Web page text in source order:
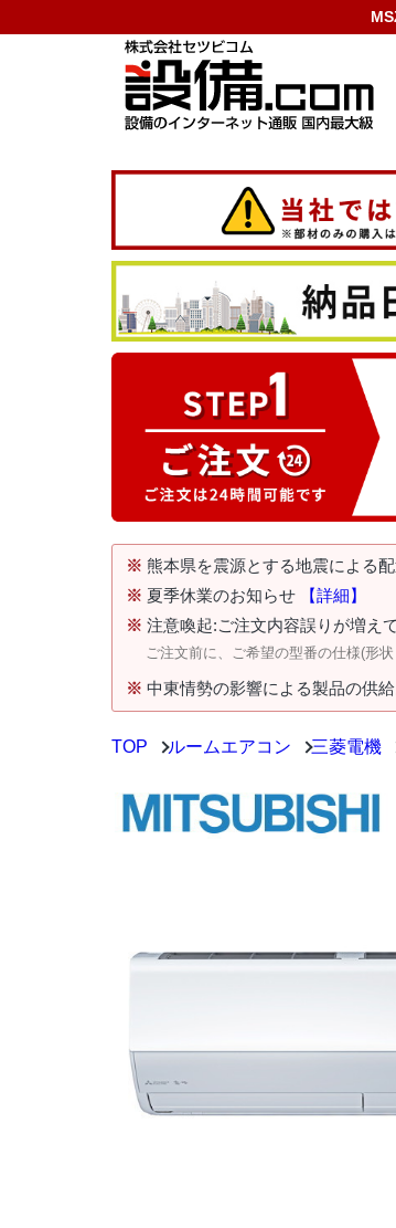
※ 熊本県を震源とする地震による
※ 夏季休業のお知らせ
【詳細】
※ 注意喚起:ご注文内容誤りが増え
ご注文前に、ご希望の型番の仕様(形
※ 中東情勢の影響による製品の供
TOP ルームエアコン 三菱電機